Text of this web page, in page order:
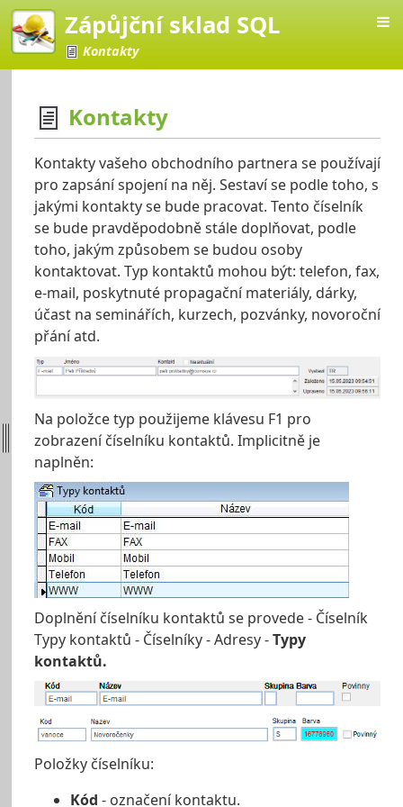
Zápůjční sklad SQL
Kontakty
SQL
Kontakty
Kontakty vašeho obchodního partnera se používají
pro zapsání spojení na něj. Sestaví se podle toho, s
jakými kontakty se bude pracovat. Tento číselník
se bude pravděpodobně stále doplňovat, podle
toho, jakým způsobem se budou osoby
kontaktovat. Typ kontaktů mohou být: telefon, fax,
e-mail, poskytnuté propagační materiály, dárky,
účast na seminářích, kurzech, pozvánky, novoroční
přání atd.
Na položce typ použijeme klávesu F1 pro
zobrazení číselníku kontaktů. Implicitně je
naplněn:
Doplnění číselníku kontaktů se provede - Číselník
Typy kontaktů - Číselníky - Adresy -Typy
kontaktů.
Položky číselníku:
Kód - označení kontaktu.